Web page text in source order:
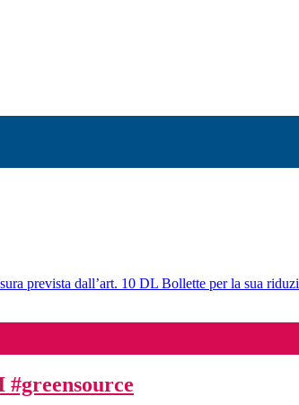
prevista dall’art. 10 DL Bollette per la sua
#greensource